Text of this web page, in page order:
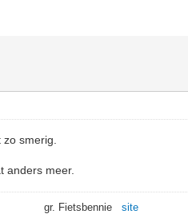
smerig.
anders meer.
gr. Fietsbenniesite